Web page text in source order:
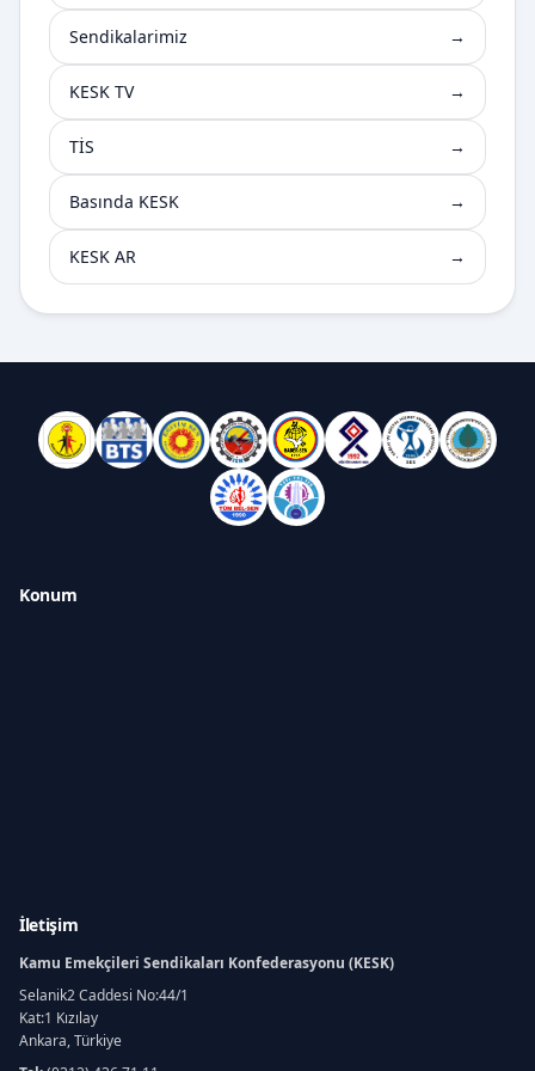
Sendikalarimiz →
KESK TV →
TİS →
Basında KESK →
KESK AR →
Konum
İletişim
Kamu Emekçileri Sendikaları Konfederasyonu (KESK)
Selanik2 Caddesi No:44/1
Kat:1 Kızılay
Ankara, Türkiye